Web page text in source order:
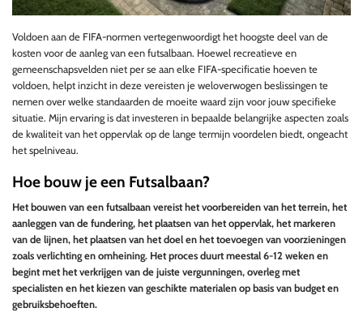
Voldoen aan de FIFA-normen vertegenwoordigt het hoogste deel van de
kosten voor de aanleg van een futsalbaan. Hoewel recreatieve en
gemeenschapsvelden niet per se aan elke FIFA-specificatie hoeven te
voldoen, helpt inzicht in deze vereisten je weloverwogen beslissingen te
nemen over welke standaarden de moeite waard zijn voor jouw specifieke
situatie. Mijn ervaring is dat investeren in bepaalde belangrijke aspecten zoals
de kwaliteit van het oppervlak op de lange termijn voordelen biedt, ongeacht
het spelniveau.
Hoe bouw je een Futsalbaan?
Het bouwen van een futsalbaan vereist het voorbereiden van het terrein, het
aanleggen van de fundering, het plaatsen van het oppervlak, het markeren
van de lijnen, het plaatsen van het doel en het toevoegen van voorzieningen
zoals verlichting en omheining. Het proces duurt meestal 6-12 weken en
begint met het verkrijgen van de juiste vergunningen, overleg met
specialisten en het kiezen van geschikte materialen op basis van budget en
gebruiksbehoeften.